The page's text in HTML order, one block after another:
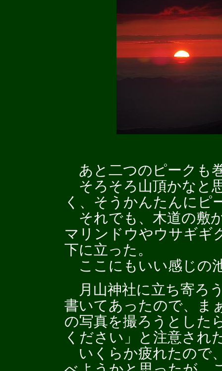
あと二つのピークも
そろそろ山頂かなと
く、そうかんたんにピ
それでも、木道の敷
マリンドウやウサギギ
下に立った。
ここにもいい感じの
月山神社に立ち寄ろ
書いてあったので、ま
の写真を撮ろうとした
ください」と注意され
いくらか疲れたので